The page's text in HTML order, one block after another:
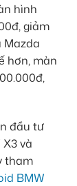
hình
giảm
Mazda
hơn, màn
đầu tư
và
tham
BMW